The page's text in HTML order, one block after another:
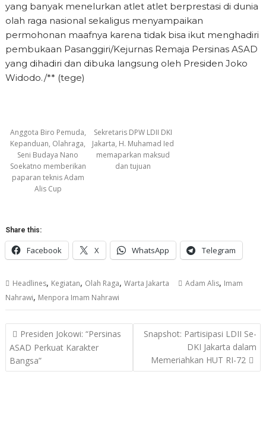
yang banyak menelurkan atlet atlet berprestasi di dunia
olah raga nasional sekaligus menyampaikan
permohonan maafnya karena tidak bisa ikut menghadiri
pembukaan Pasanggiri/Kejurnas Remaja Persinas ASAD
yang dihadiri dan dibuka langsung oleh Presiden Joko
Widodo./** (tege)
Anggota Biro Pemuda,
Kepanduan, Olahraga,
Seni Budaya Nano
Soekatno memberikan
paparan teknis Adam
Alis Cup
Sekretaris DPW LDII DKI
Jakarta, H. Muhamad Ied
memaparkan maksud
dan tujuan
Share this:
Facebook X WhatsApp Telegram
Headlines, Kegiatan, Olah Raga,Warta Jakarta Adam Alis, Imam
Nahrawi, Menpora Imam Nahrawi
Post
navigation
Presiden Jokowi: “Persinas
ASAD Perkuat Karakter
Bangsa”
Snapshot: Partisipasi LDII Se-
DKI Jakarta dalam
Memeriahkan HUT RI-72